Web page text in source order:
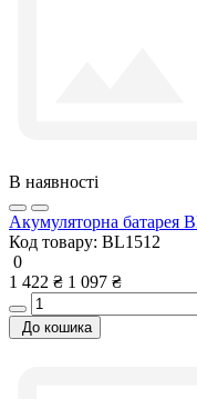
В наявності
Акумуляторна
Код товару: BL1512
0
1 422 ₴ 1 097 ₴
До кошика